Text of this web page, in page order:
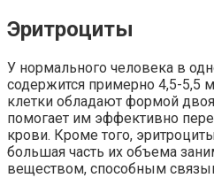
Эритроциты
У нормального человека в
содержится примерно 4,5-5,5
клетки обладают формой
помогает им эффективно
крови. Кроме того,
большая часть их объема
веществом, способным